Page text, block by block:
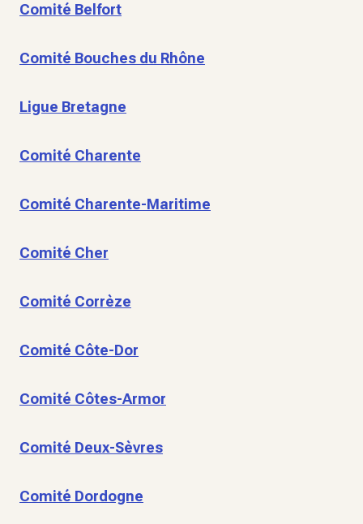
Comité Belfort
Comité Bouches du Rhône
Ligue Bretagne
Comité Charente
Comité Charente-Maritime
Comité Cher
Comité Corrèze
Comité Côte-Dor
Comité Côtes-Armor
Comité Deux-Sèvres
Comité Dordogne